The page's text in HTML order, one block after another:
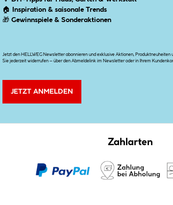
🏠
Inspiration & saisonale Trends
🎁Gewinnspiele & Sonderaktionen
Jetzt den HELLWEG Newsletter abonnieren und exklusive Aktionen,
Sie jederzeit widerrufen – über den Abmeldelink im Newsletter oder in Ihrem
JETZT ANMELDEN
Zahlarten